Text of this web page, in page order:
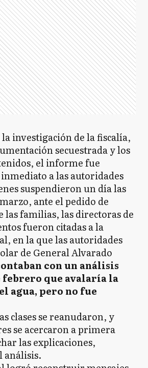
investigación de la fiscalía,
secuestrada y los
el informe fue
a las autoridades
suspendieron un día las
marzo, ante el pedido de
las familias, las directoras de
fueron citadas a la
en la que las autoridades
de General Alvarado
con un análisis
febrero que avalaría la
agua, pero no fue
clases se reanudaron, y
se acercaron a primera
las explicaciones,
análisis.